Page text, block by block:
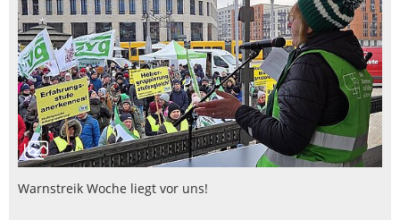
Warnstreik Woche liegt vor uns!